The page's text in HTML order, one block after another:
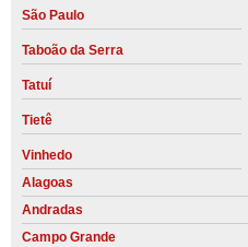
São Paulo
Taboão da Serra
Tatuí
Tietê
Vinhedo
Alagoas
Andradas
Campo Grande